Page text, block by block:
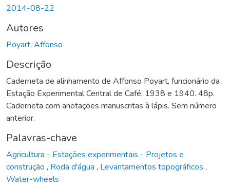
2014-08-22
Autores
Poyart, Affonso
Descrição
Caderneta de alinhamento de Affonso Poyart, funcionário da
Estação Experimental Central de Café, 1938 e 1940. 48p.
Caderneta com anotações manuscritas à lápis. Sem número
anterior.
Palavras-chave
Agricultura - Estações experimentais - Projetos e
construção , Roda d'água , Levantamentos topográficos ,
Water-wheels